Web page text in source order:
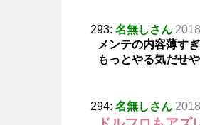
293: 名無しさん
メンテの内容薄す
もっとやる気だせや
294: 名無しさん